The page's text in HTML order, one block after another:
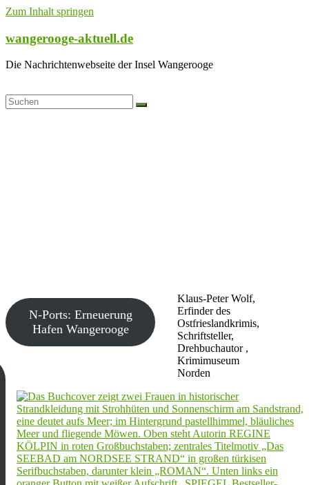
Zum Inhalt springen
wangerooge-aktuell.de
Die Nachrichtenwebseite der Insel Wangerooge
Klaus-Peter Wolf,
Erfinder des
Ostfrieslandkrimis,
Schriftsteller,
Drehbuchautor ,
Krimimuseum
Norden
N-Ports: Erneuerung
Hafen Wangerooge